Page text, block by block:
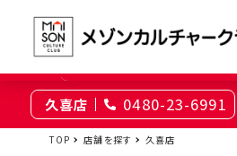
東京
久喜店 0480-23-6991
TOP 店舗を探す 久喜店